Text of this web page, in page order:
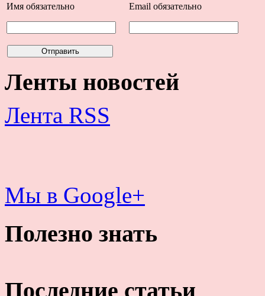
Имя обязательно Email обязательно
Ленты новостей
Лента RSS
Мы в Google+
Полезно знать
Последние статьи